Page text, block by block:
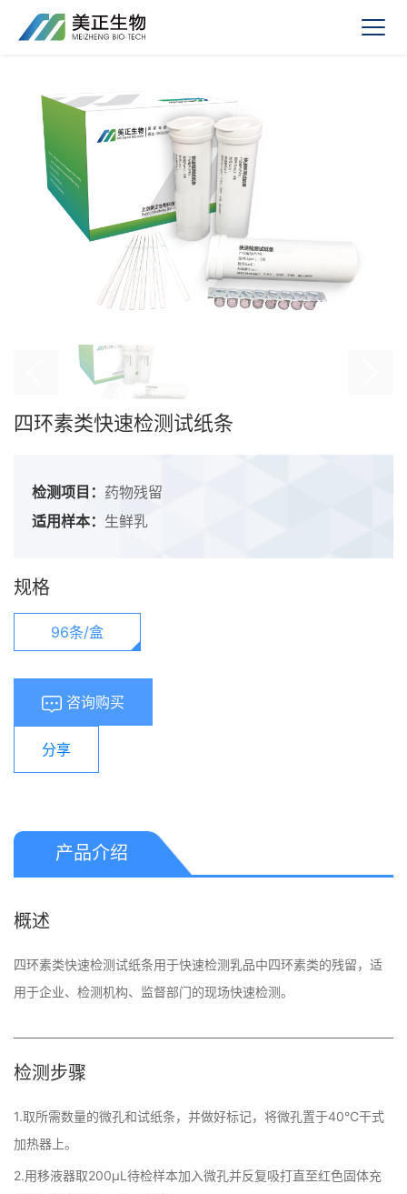
四环素类快速检测试纸条
检测项目： 药物残留
适用样本： 生鲜乳
规格
96条/盒
咨询购买
分享
产品介绍
概述
四环素类快速检测试纸条用于快速检测乳品中四环素类的残留，适
用于企业、检测机构、监督部门的现场快速检测。
检测步骤
1.取所需数量的微孔和试纸条，并做好标记，将微孔置于40°C干式
加热器上。
2.用移液器取200μL待检样本加入微孔并反复吸打直至红色固体充